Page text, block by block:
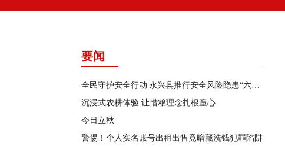
要闻
全民守护安全行动|永兴县推行安全风险隐患“六查”工作机制
沉浸式农耕体验 让惜粮理念扎根童心
今日立秋
警惕！个人实名账号出租出售竟暗藏洗钱犯罪陷阱